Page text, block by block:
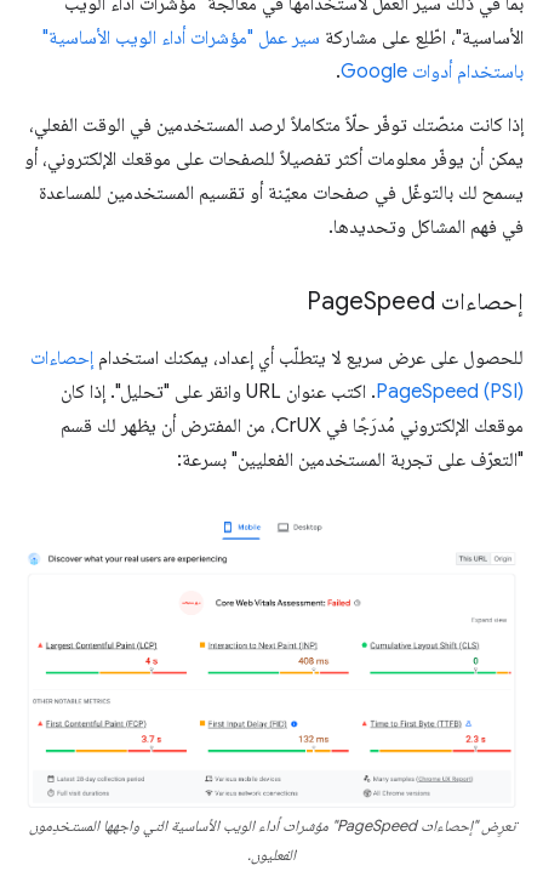
الأساسية"، اطّلِع على مشاركة سير عمل "مؤشرات أداء الويب الأساسية"
باستخدام أدوات Google
.
إذا كانت منصّتك توفّر حلّاً متكاملاً لرصد المستخدمين في الوقت الفعلي،
يمكن أن يوفّر معلومات أكثر تفصيلاً للصفحات على موقعك الإلكتروني، أو
يسمح لك بالتوغّل في صفحات معيّنة أو تقسيم المستخدمين للمساعدة
في فهم المشاكل وتحديدها.
إحصاءات Page Speed
للحصول على عرض سريع لا يتطلّب أي إعداد، يمكنك استخدام إحصاءات
PageSpeed (PSI)
. اكتب عنوان URL وانقر على "تحليل". إذا كان
موقعك الإلكتروني مُدرَجًا في CrUX، من المفترض أن يظهر لك قسم
"التعرّف على تجربة المستخدمين الفعليين" بسرعة:
تعرِض "إحصاءات PageSpeed" مؤشرات أداء الويب الأساسية التي واجهها المستخدِمون
الفعليون.